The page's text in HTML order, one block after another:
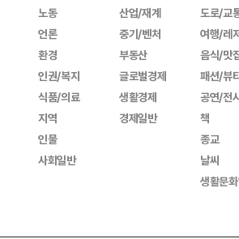
노동
언론
환경
인권/복지
식품/의료
지역
인물
사회일반
산업/재계
중기/벤처
부동산
글로벌경제
생활경제
경제일반
도로/교
여행/레
음식/맛
패션/뷰
공연/전
책
종교
날씨
생활문